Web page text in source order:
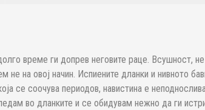
време ги допрев неговите раце. Всушност,
не на овој начин. Испиените дланки и нивното
се соочува периодов, навистина е
во дланките и се обидувам нежно да ги